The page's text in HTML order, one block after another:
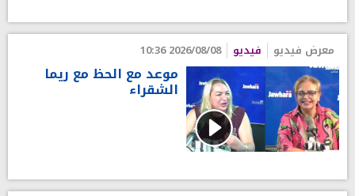
معرض فيديو فيديو 2026/08/08 10:36
موعد مع الحظ مع ريما
الشقراء